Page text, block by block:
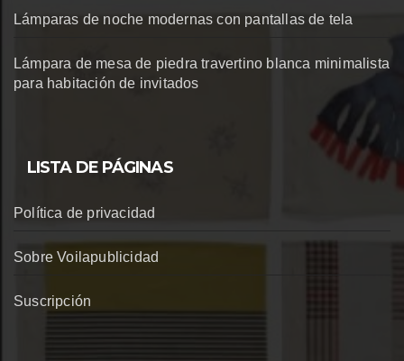
Lámparas de noche modernas con pantallas de tela
Lámpara de mesa de piedra travertino blanca minimalista
para habitación de invitados
LISTA DE PÁGINAS
Política de privacidad
Sobre Voilapublicidad
Suscripción